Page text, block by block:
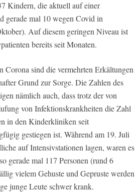
Kindern, die aktuell auf einer
gerade mal 10 wegen Covid in
Auf diesem geringen Niveau ist
bereits seit Monaten.
Corona sind die vermehrten Erkältungen
Grund zur Sorge. Die Zahlen des
nämlich auch, dass trotz der von
von Infektionskrankheiten die Zahl
in den Kinderkliniken seit
gestiegen ist. Während am 19. Juli
auf Intensivstationen lagen, waren es
gerade mal 117 Personen (rund 6
vielem Gehuste und Gepruste werden
junge Leute schwer krank.